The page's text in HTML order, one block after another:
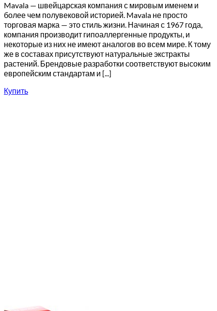
Mavala — швейцарская компания с мировым именем и
более чем полувековой историей. Mavala не просто
торговая марка — это стиль жизни. Начиная с 1967 года,
компания производит гипоаллергенные продукты, и
некоторые из них не имеют аналогов во всем мире. К тому
же в составах присутствуют натуральные экстракты
растений. Брендовые разработки соответствуют высоким
европейским стандартам и [...]
Купить